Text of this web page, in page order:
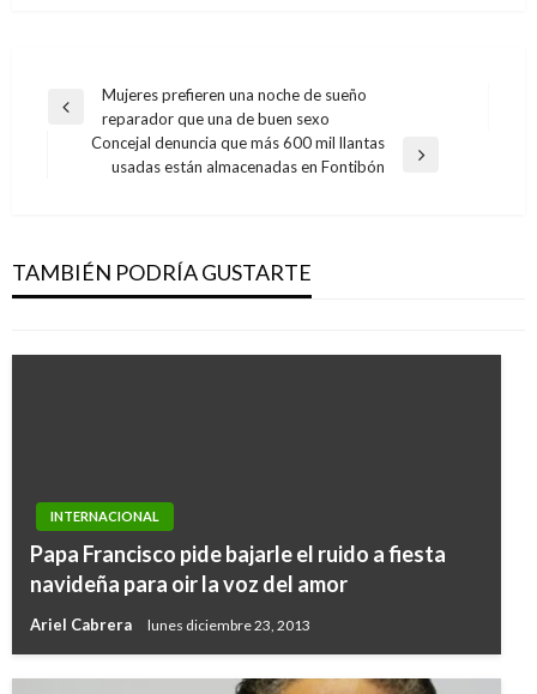
Navegación
entradas
Entrada
anterior
Mujeres prefieren una noche de sueño
reparador que una de buen sexo
Entrada
Concejal denuncia que más 600 mil llantas
usadas están almacenadas en Fontibón
TAMBIÉN PODRÍA GUSTARTE
coca a 13 mil hectáreas en 2020
Iván Briceño lunes febrero 10, 2020
INTERNACIONAL
Papa Francisco pide bajarle el ruido a fiesta
navideña para oir la voz del amor
Ariel Cabrera lunes diciembre 23, 2013